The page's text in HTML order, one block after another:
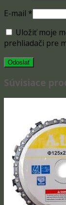
E-mail *
Uložiť moje
prehliadači pre
Súvisiace